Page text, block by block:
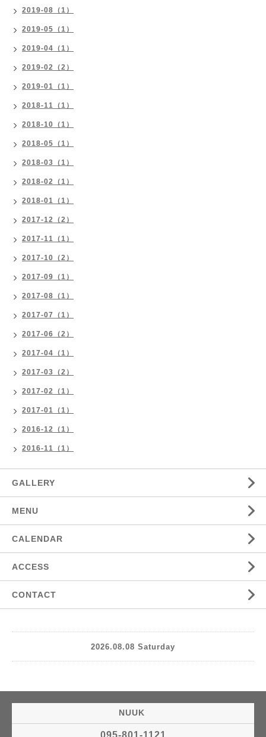
2019-08（1）
2019-05（1）
2019-04（1）
2019-02（2）
2019-01（1）
2018-11（1）
2018-10（1）
2018-05（1）
2018-03（1）
2018-02（1）
2018-01（1）
2017-12（2）
2017-11（1）
2017-10（2）
2017-09（1）
2017-08（1）
2017-07（1）
2017-06（2）
2017-04（1）
2017-03（2）
2017-02（1）
2017-01（1）
2016-12（1）
2016-11（1）
GALLERY
MENU
CALENDAR
ACCESS
CONTACT
2026.08.08 Saturday
NUUK